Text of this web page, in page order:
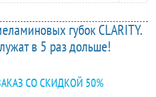
губок CLARITY.
в 5 раз дольше!
СО СКИДКОЙ 50%